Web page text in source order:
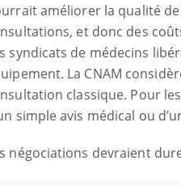
améliorer la qualité de
et donc des
syndicats de médecins
La CNAM
classique. Pour
simple avis médical ou
négociations devraient